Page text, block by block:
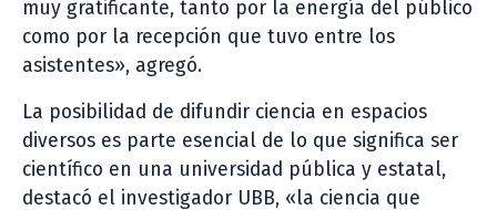
muy gratificante, tanto por la energía del público
como por la recepción que tuvo entre los
asistentes», agregó.
La posibilidad de difundir ciencia en espacios
diversos es parte esencial de lo que significa ser
científico en una universidad pública y estatal,
destacó el investigador UBB, «la ciencia que